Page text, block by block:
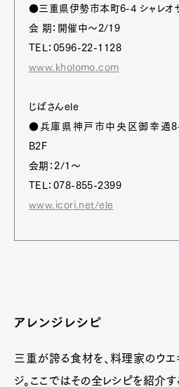
●三重県伊勢市本町6-4 シャレオ
会 期：開催中〜2/19
TEL：0596-22-1128
www.kholomo.com
じばさんele
●兵庫県神戸市中央区御幸通
B2F
会期：2/1〜
TEL：078-855-2399
www.icori.net/ele
アレンジレシピ
三重が誇る食材を、料理家のウエ
ジ。ここではその全レシピを紹介す